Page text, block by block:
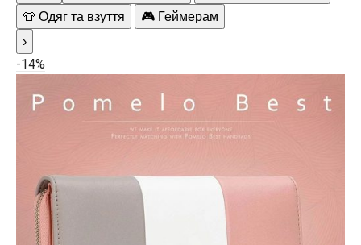
👕 Одяг та взуття
🎮 Геймерам
›
-14%